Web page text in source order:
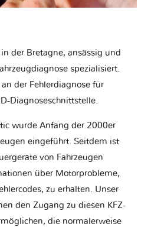
der Bretagne, ansässig und
spezialisiert.
der Fehlerdiagnose für
Diagnoseschnittstelle.
wurde Anfang der 2000er
eingeführt. Seitdem ist
von Fahrzeugen
über Motorprobleme,
zu erhalten. Unser
den Zugang zu diesen KFZ-
die normalerweise